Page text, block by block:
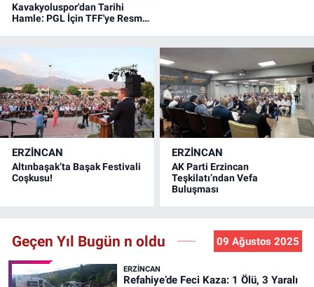
Kavakyoluspor'dan Tarihi
Hamle: PGL İçin TFF'ye Resmi
ERZINCAN
Altınbaşak’ta Başak Festivali
Coşkusu!
ERZINCAN
AK Parti Erzincan
Teşkilatı’ndan Vefa
Buluşması
Geçen Yıl Bugün n oldu 09 Ağustos 2025
ERZINCAN
Refahiye’de Feci Kaza: 1 Ölü, 3 Yaralı